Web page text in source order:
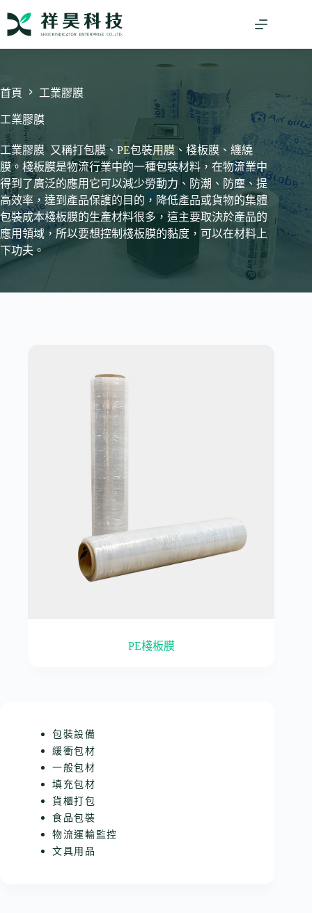
容
首頁 工業膠膜
工業膠膜
工業膠膜 又稱打包膜、PE包裝用膜、棧板膜、纏繞
膜。棧板膜是物流行業中的一種包裝材料，在物流業中
得到了廣泛的應用它可以減少勞動力、防潮、防塵、提
高效率，達到產品保護的目的，降低產品或貨物的集體
包裝成本棧板膜的生產材料很多，這主要取決於產品的
應用領域，所以要想控制棧板膜的黏度，可以在材料上
下功夫。
PE棧板膜
包裝設備
緩衝包材
一般包材
填充包材
貨櫃打包
食品包裝
物流運輸監控
文具用品